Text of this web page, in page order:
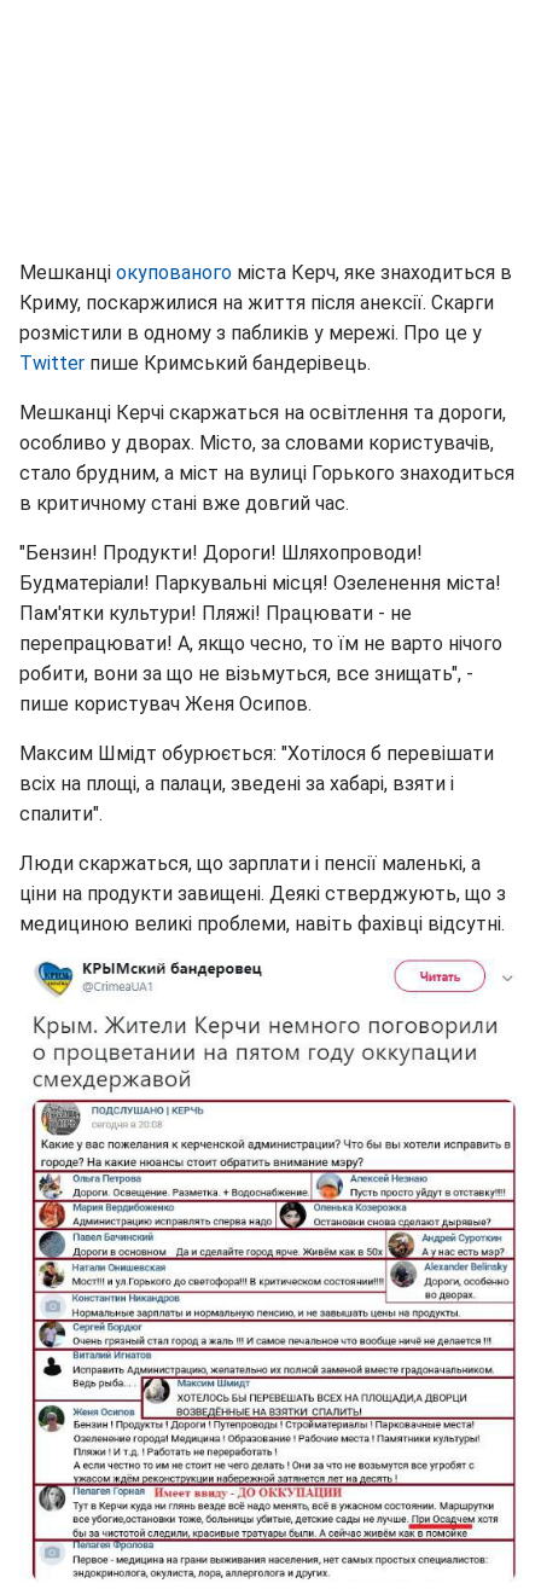
Мешканці окупованого міста Керч, яке знаходиться в
Криму, поскаржилися на життя після анексії. Скарги
розмістили в одному з пабликів у мережі. Про це у
Twitter пише Кримський бандерівець.
Мешканці Керчі скаржаться на освітлення та дороги,
особливо у дворах. Місто, за словами користувачів,
стало брудним, а міст на вулиці Горького знаходиться
в критичному стані вже довгий час.
"Бензин! Продукти! Дороги! Шляхопроводи!
Будматеріали! Паркувальні місця! Озеленення міста!
Пам'ятки культури! Пляжі! Працювати - не
перепрацювати! А, якщо чесно, то їм не варто нічого
робити, вони за що не візьмуться, все знищать", -
пише користувач Женя Осипов.
Максим Шмідт обурюється: "Хотілося б перевішати
всіх на площі, а палаци, зведені за хабарі, взяти і
спалити".
Люди скаржаться, що зарплати і пенсії маленькі, а
ціни на продукти завищені. Деякі стверджують, що з
медициною великі проблеми, навіть фахівці відсутні.